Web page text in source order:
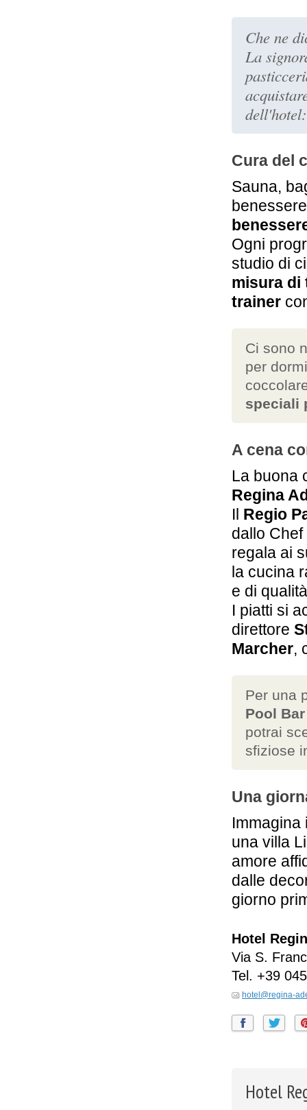
Che ne
La
Cura del
Sauna,
Ogni
studio di
misura di
trainer
Ci sono
per
speciali
A cena
La buona
Regina
Il Regio
dallo
regala ai
la cucina
e di
I piatti si
direttore
Marcher,
Per una
Pool Bar
potrai
sfiziose
Una
Immagina
una villa
amore
dalle
giorno
Hotel
Via S.
Tel. +39
hotel@regina-
Hotel